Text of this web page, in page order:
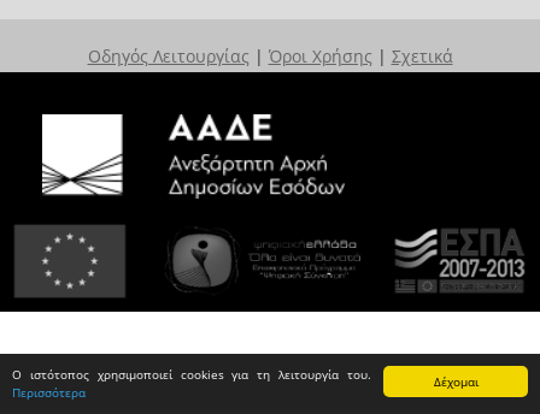
Δέχομαι
Ο ιστότοπος χρησιμοποιεί cookies για τη λειτουργία του.
Περισσότερα
Οδηγός Λειτουργίας | Όροι Χρήσης | Σχετικά